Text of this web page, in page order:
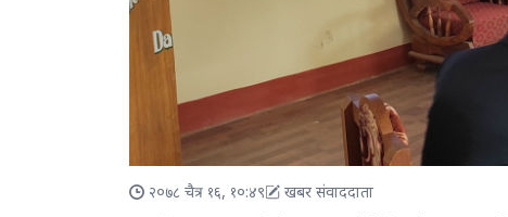
२०७८ चैत्र १६, १०:४९ खबर संवाददाता